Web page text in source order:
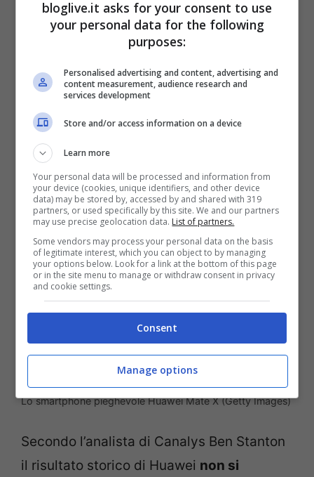
Il sorpasso di Huawei su
Samsung, le parole degli
esperti
Lo smartphone pieghevole Huawei Mate X (Getty Images)
Secondo l’analista di Canalys Ben Stanton
il risultato storico di Huawei non si
bloglive.it asks for your consent to use
your personal data for the following
purposes:
Personalised advertising and content, advertising and
content measurement, audience research and
services development
Store and/or access information on a device
Learn more
Your personal data will be processed and information from
your device (cookies, unique identifiers, and other device
data) may be stored by, accessed by and shared with 319
partners, or used specifically by this site. We and our partners
may use precise geolocation data. List of partners.
Some vendors may process your personal data on the basis
of legitimate interest, which you can object to by managing
your options below. Look for a link at the bottom of this page
or in the site menu to manage or withdraw consent in privacy
and cookie settings.
Consent
Manage options